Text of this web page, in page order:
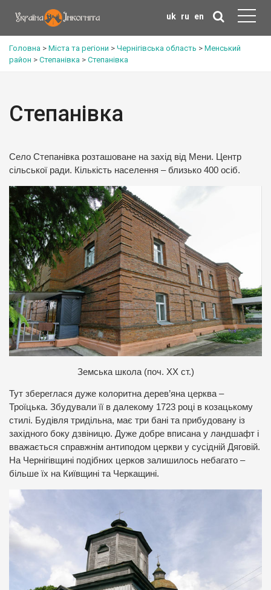
uk ru en
Головна > Міста та регіони > Чернігівська область > Менський
район > Степанівка > Степанівка
Степанівка
Село Степанівка розташоване на захід від Мени. Центр
сільської ради. Кількість населення – близько 400 осіб.
Земська школа (поч. ХХ ст.)
Тут збереглася дуже колоритна дерев’яна церква –
Троїцька. Збудували її в далекому 1723 році в козацькому
стилі. Будівля тридільна, має три бані та прибудовану із
західного боку дзвіницю. Дуже добре вписана у ландшафт і
вважається справжнім антиподом церкви у сусідній Дяговій.
На Чернігівщині подібних церков залишилось небагато –
більше їх на Київщині та Черкащині.